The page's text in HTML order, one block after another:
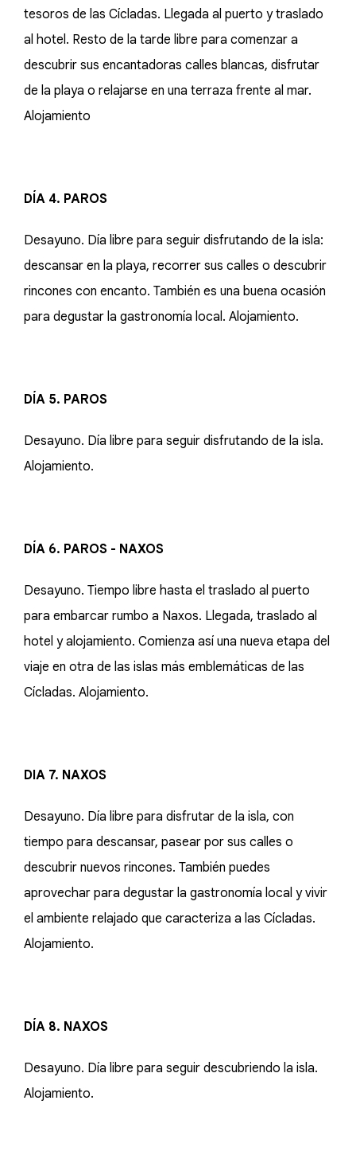
tesoros de las Cícladas. Llegada al puerto y traslado
al hotel. Resto de la tarde libre para comenzar a
descubrir sus encantadoras calles blancas, disfrutar
de la playa o relajarse en una terraza frente al mar.
Alojamiento
DÍA 4. PAROS
Desayuno. Día libre para seguir disfrutando de la isla:
descansar en la playa, recorrer sus calles o descubrir
rincones con encanto. También es una buena ocasión
para degustar la gastronomía local. Alojamiento.
DÍA 5. PAROS
Desayuno. Día libre para seguir disfrutando de la isla.
Alojamiento.
DÍA 6. PAROS - NAXOS
Desayuno. Tiempo libre hasta el traslado al puerto
para embarcar rumbo a Naxos. Llegada, traslado al
hotel y alojamiento. Comienza así una nueva etapa del
viaje en otra de las islas más emblemáticas de las
Cícladas. Alojamiento.
DIA 7. NAXOS
Desayuno. Día libre para disfrutar de la isla, con
tiempo para descansar, pasear por sus calles o
descubrir nuevos rincones. También puedes
aprovechar para degustar la gastronomía local y vivir
el ambiente relajado que caracteriza a las Cícladas.
Alojamiento.
DÍA 8. NAXOS
Desayuno. Día libre para seguir descubriendo la isla.
Alojamiento.